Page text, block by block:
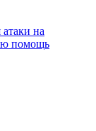
на
помощь